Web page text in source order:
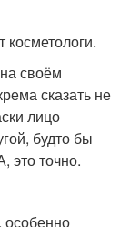
косметологи.
своём
сказать не
лицо
будто бы
это точно.
особенно